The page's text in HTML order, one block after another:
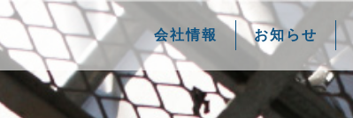
会社情報 お知らせ